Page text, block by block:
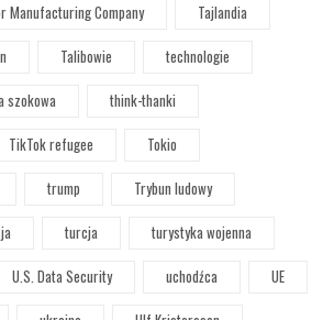
Manufacturing Company
Tajlandia
Talibowie
technologie
szokowa
think-thanki
TikTok refugee
Tokio
trump
Trybun ludowy
turcja
turystyka wojenna
U.S. Data Security uchodźca
UE